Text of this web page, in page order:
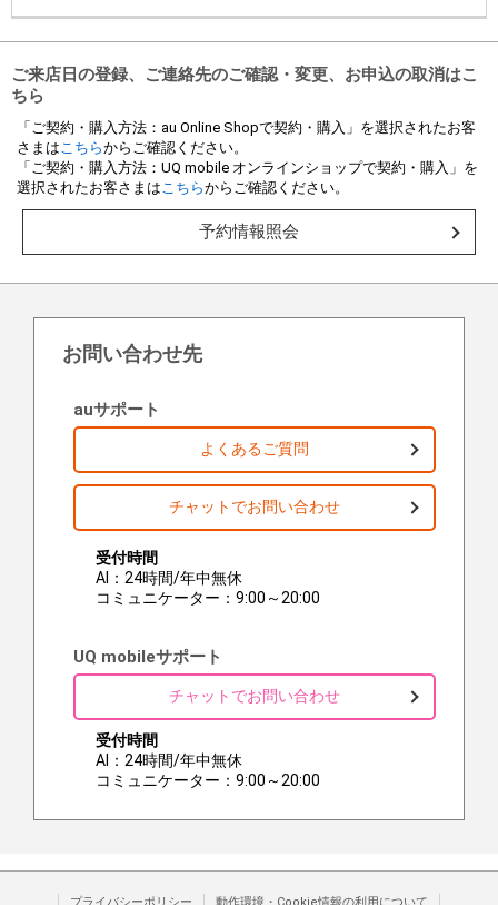
ご来店日の登録、ご連絡先のご確認・変更、お申込の取消はこ
ちら
「ご契約・購入方法：au Online Shopで契約・購入」を選択されたお客
さまはこちらからご確認ください。
「ご契約・購入方法：UQ mobile オンラインショップで契約・購入」を
選択されたお客さまはこちらからご確認ください。
予約情報照会
お問い合わせ先
auサポート
よくあるご質問
チャットでお問い合わせ
受付時間
AI：24時間/年中無休
コミュニケーター：9:00～20:00
UQ mobileサポート
チャットでお問い合わせ
受付時間
AI：24時間/年中無休
コミュニケーター：9:00～20:00